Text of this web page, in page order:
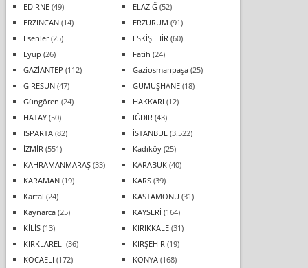
EDİRNE(49) ELAZIĞ(52)
ERZİNCAN(14) ERZURUM (91)
Esenler(25) ESKİŞEHİR (60)
Eyüp (26) Fatih (24)
GAZİANTEP (112) Gaziosmanpaşa(25)
GİRESUN(47) GÜMÜŞHANE(18)
Güngören (24) HAKKARİ (12)
HATAY(50) IĞDIR (43)
ISPARTA(82) İSTANBUL (3.522)
İZMİR (551) Kadıköy(25)
KAHRAMANMARAŞ(33) KARABÜK(40)
KARAMAN(19) KARS(39)
Kartal (24) KASTAMONU (31)
Kaynarca(25) KAYSERİ (164)
KİLİS(13) KIRIKKALE(31)
KIRKLARELİ (36) KIRŞEHİR (19)
KOCAELİ (172) KONYA(168)